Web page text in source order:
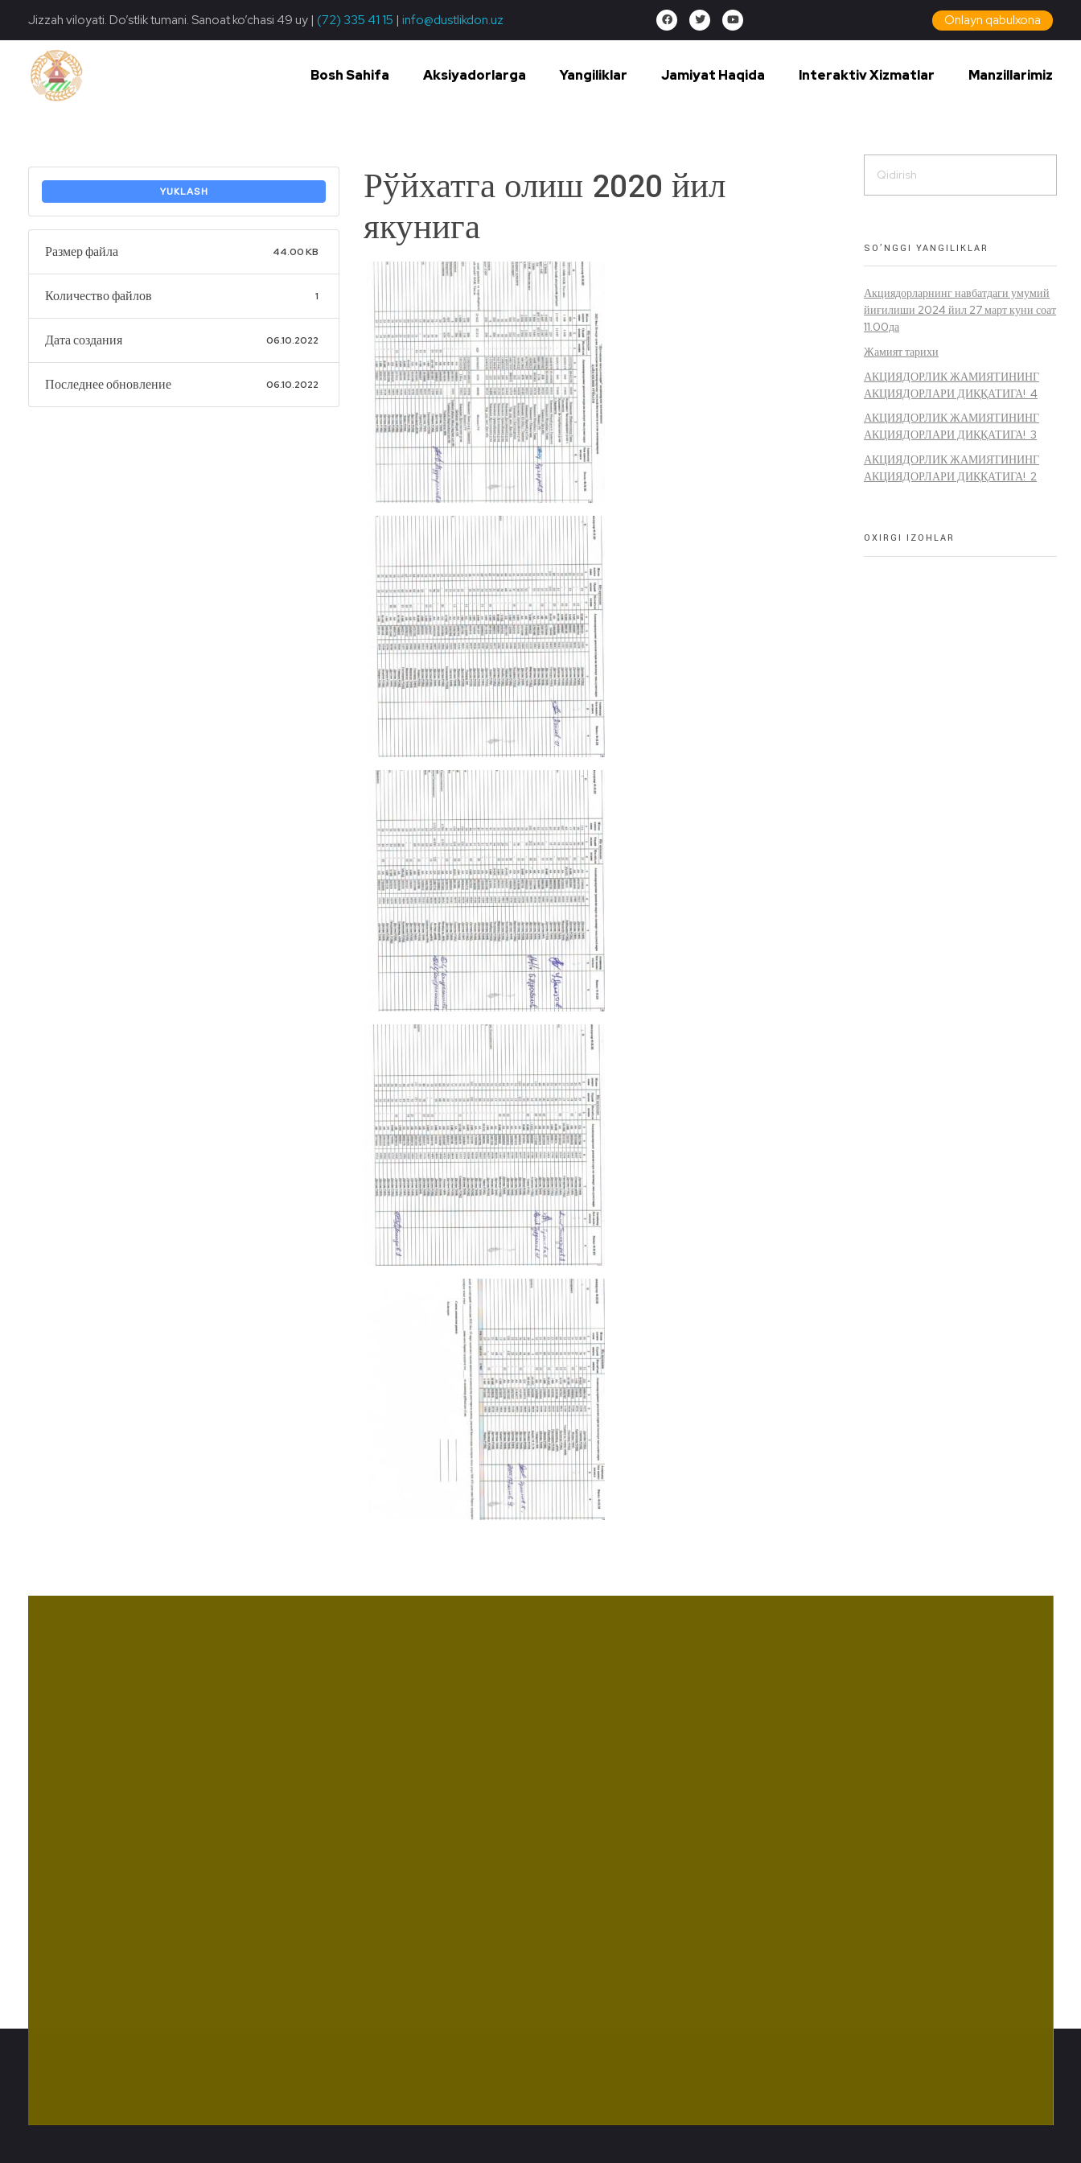
Jizzah viloyati. Do’stlik tumani. Sanoat ko’chasi 49 uy | (72) 335 41 15 | info@dustlikdon.uz Onlayn qabulxona
Bosh Sahifa Aksiyadorlarga Yangiliklar Jamiyat Haqida Interaktiv Xizmatlar Manzillarimiz
YUKLASH
Размер файла 44.00 KB
Количество файлов 1
Дата создания 06.10.2022
Последнее обновление 06.10.2022
Рўйхатга олиш 2020 йил
якунига
SO’NGGI YANGILIKLAR
Акциядорларнинг навбатдаги умумий
йиғилиши 2024 йил 27 март куни соат
11.00да
Жамият тарихи
АКЦИЯДОРЛИК ЖАМИЯТИНИНГ
АКЦИЯДОРЛАРИ ДИҚҚАТИГА! 4
АКЦИЯДОРЛИК ЖАМИЯТИНИНГ
АКЦИЯДОРЛАРИ ДИҚҚАТИГА! 3
АКЦИЯДОРЛИК ЖАМИЯТИНИНГ
АКЦИЯДОРЛАРИ ДИҚҚАТИГА! 2
OXIRGI IZOHLAR